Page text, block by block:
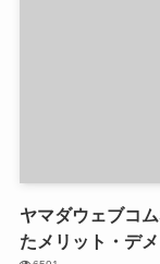
ヤマダウェブコ
たメリット・デ